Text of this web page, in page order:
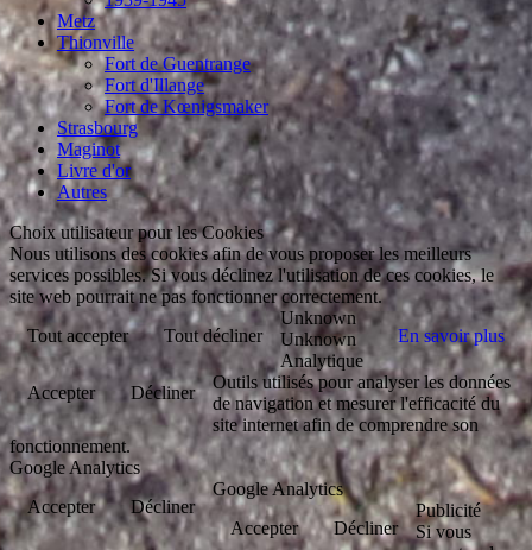
Metz
Thionville
Fort de Guentrange
Fort d'Illange
Fort de Kœnigsmaker
Strasbourg
Maginot
Livre d'or
Autres
Choix utilisateur pour les Cookies
Nous utilisons des cookies afin de vous proposer les meilleurs
services possibles. Si vous déclinez l'utilisation de ces cookies, le
site web pourrait ne pas fonctionner correctement.
Tout accepter
Tout décliner En savoir plus
Unknown
Unknown
Accepter Décliner
Analytique
Outils utilisés pour analyser les données
de navigation et mesurer l'efficacité du
site internet afin de comprendre son
fonctionnement.
Google Analytics
Accepter
Décliner
Google Analytics
Accepter
Décliner
Publicité
Si vous